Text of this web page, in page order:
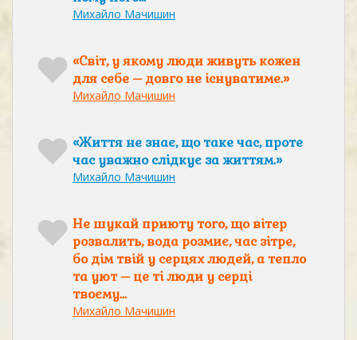
Михайло Мачишин
«Світ, у якому люди живуть кожен
для себе – довго не існуватиме.»
Михайло Мачишин
«Життя не знає, що таке час, проте
час уважно слідкує за життям.»
Михайло Мачишин
Не шукай приюту того, що вітер
розвалить, вода розмиє, час зітре,
бо дім твій у серцях людей, а тепло
та уют – це ті люди у серці
твоєму…
Михайло Мачишин